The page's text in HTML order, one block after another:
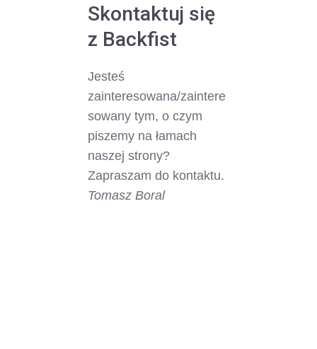
Skontaktuj się
z Backfist
Jesteś
zainteresowana/zaintere
sowany tym, o czym
piszemy na łamach
naszej strony?
Zapraszam do kontaktu.
Tomasz Boral